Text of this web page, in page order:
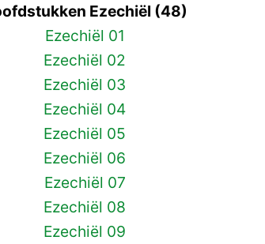
Ezechiël (48)
Ezechiël 01
Ezechiël 02
Ezechiël 03
Ezechiël 04
Ezechiël 05
Ezechiël 06
Ezechiël 07
Ezechiël 08
Ezechiël 09